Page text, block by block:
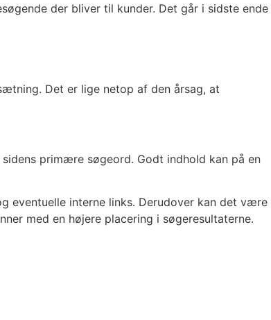
der bliver til kunder. Det går i sidste ende
Det er lige netop af den årsag, at
primære søgeord. Godt indhold kan på en
eventuelle interne links. Derudover kan det være
med en højere placering i søgeresultaterne.